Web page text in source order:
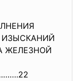
ИЗЫСКАНИЙ
ЖЕЛЕЗНОЙ